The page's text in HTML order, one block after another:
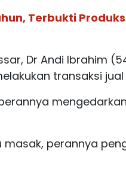
Terbukti
Dr Andi Ibrahim
transaksi jual
perannya